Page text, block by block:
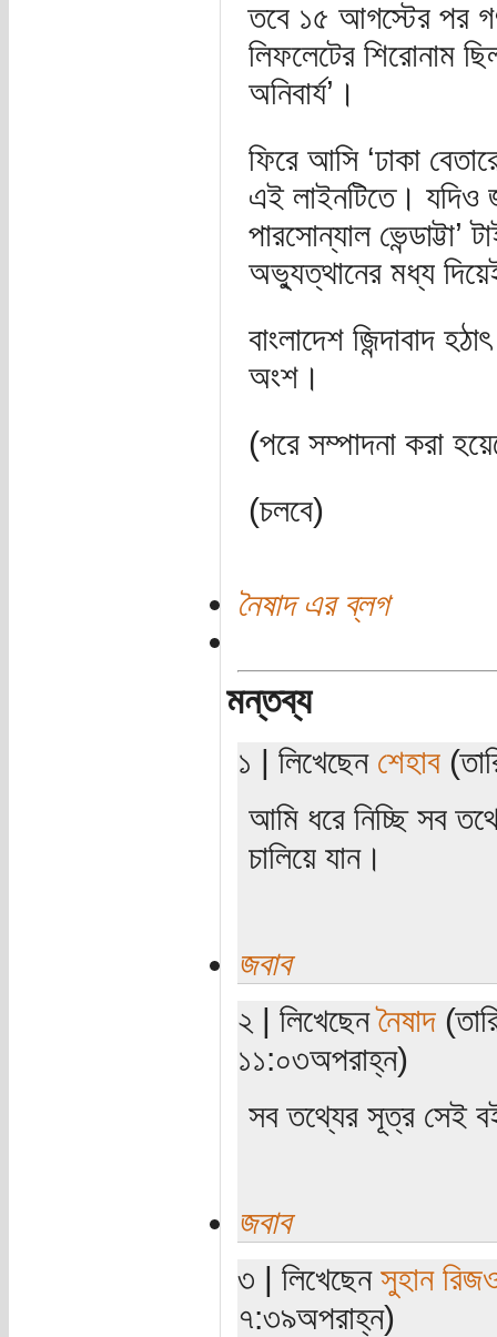
তবে ১৫ আগস্টের পর
লিফলেটের শিরোনাম
অনিবার্য’।
ফিরে আসি ‘ঢাকা
এই লাইনটিতে। যদিও
পারসোন্যাল
অভ্যুত্থানের মধ্য
বাংলাদেশ জিন্দাবাদ
অংশ।
(পরে সম্পাদনা করা
(চলবে)
নৈষাদ এর ব্লগ
মন্তব্য
১ | লিখেছেন শেহাব
আমি ধরে নিচ্ছি সব
চালিয়ে যান।
জবাব
২ | লিখেছেননৈষাদ
১১:০৩অপরাহ্ন)
সব তথ্যের সূত্র সেই
জবাব
৩ | লিখেছেন সুহান
৭:৩৯অপরাহ্ন)